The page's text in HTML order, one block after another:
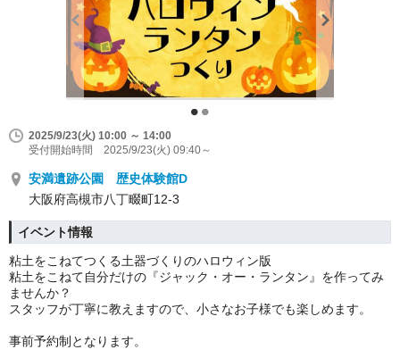
2025/9/23(火) 10:00 ～ 14:00
受付開始時間 2025/9/23(火) 09:40～
安満遺跡公園 歴史体験館D
大阪府高槻市八丁畷町12-3
イベント情報
粘土をこねてつくる土器づくりのハロウィン版
粘土をこねて自分だけの『ジャック・オー・ランタン』を作ってみ
ませんか？
スタッフが丁寧に教えますので、小さなお子様でも楽しめます。
事前予約制となります。